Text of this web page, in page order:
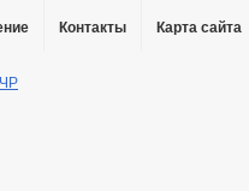
Контакты Карта сайта